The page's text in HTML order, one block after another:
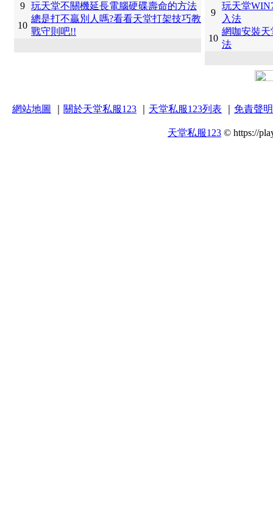
9 玩天堂不關機延長電腦硬碟壽命的方法
10
總是打不贏別人嗎?看看天堂打架技巧教
戰守則吧!!
9
玩天堂
入法
10
網咖安裝
法
網站地圖 關於天堂私服123 天堂私服123列表 免責聲明
天堂私服123 © https://